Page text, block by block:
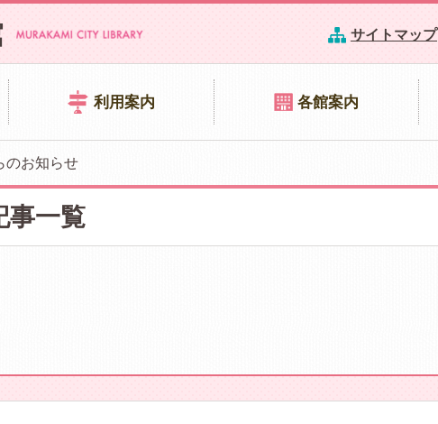
サイトマップ
利用案内 各館案内
のお知らせ
事一覧